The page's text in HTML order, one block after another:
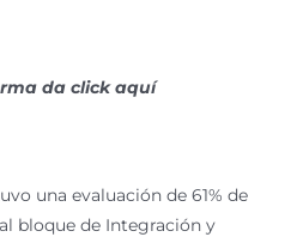
da click aquí
una evaluación de 61% de
bloque de Integración y